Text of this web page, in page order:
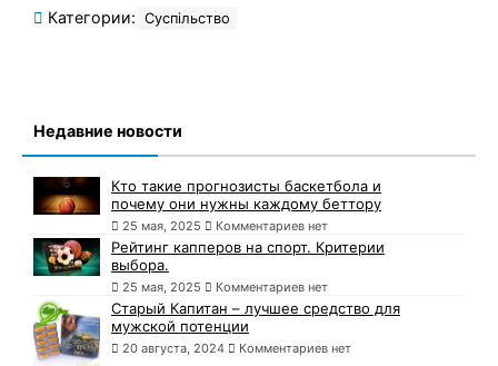
Категории: Суспільство
Недавние новости
Кто такие прогнозисты баскетбола и
почему они нужны каждому беттору
25 мая, 2025 Комментариев нет
Рейтинг капперов на спорт. Критерии
выбора.
25 мая, 2025 Комментариев нет
Старый Капитан – лучшее средство для
мужской потенции
20 августа, 2024 Комментариев нет